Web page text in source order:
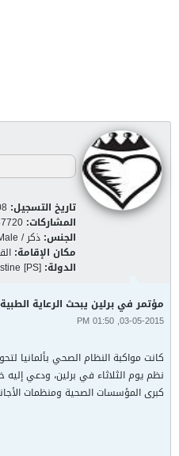
تاريخ التسجيل:
المشاركات:
الجنس: ذكر / Male
مكان الإقامة:
الدولة: [PS]
مؤتمر في برلين يبحث الرعاية
03-05-2015, 01:50 PM
كانت مواكبة النظام الصحي بألمانيا
نظم يوم الثلاثاء في برلين، ودعي إليه
كبرى المؤسسات الصحية ومنظمات